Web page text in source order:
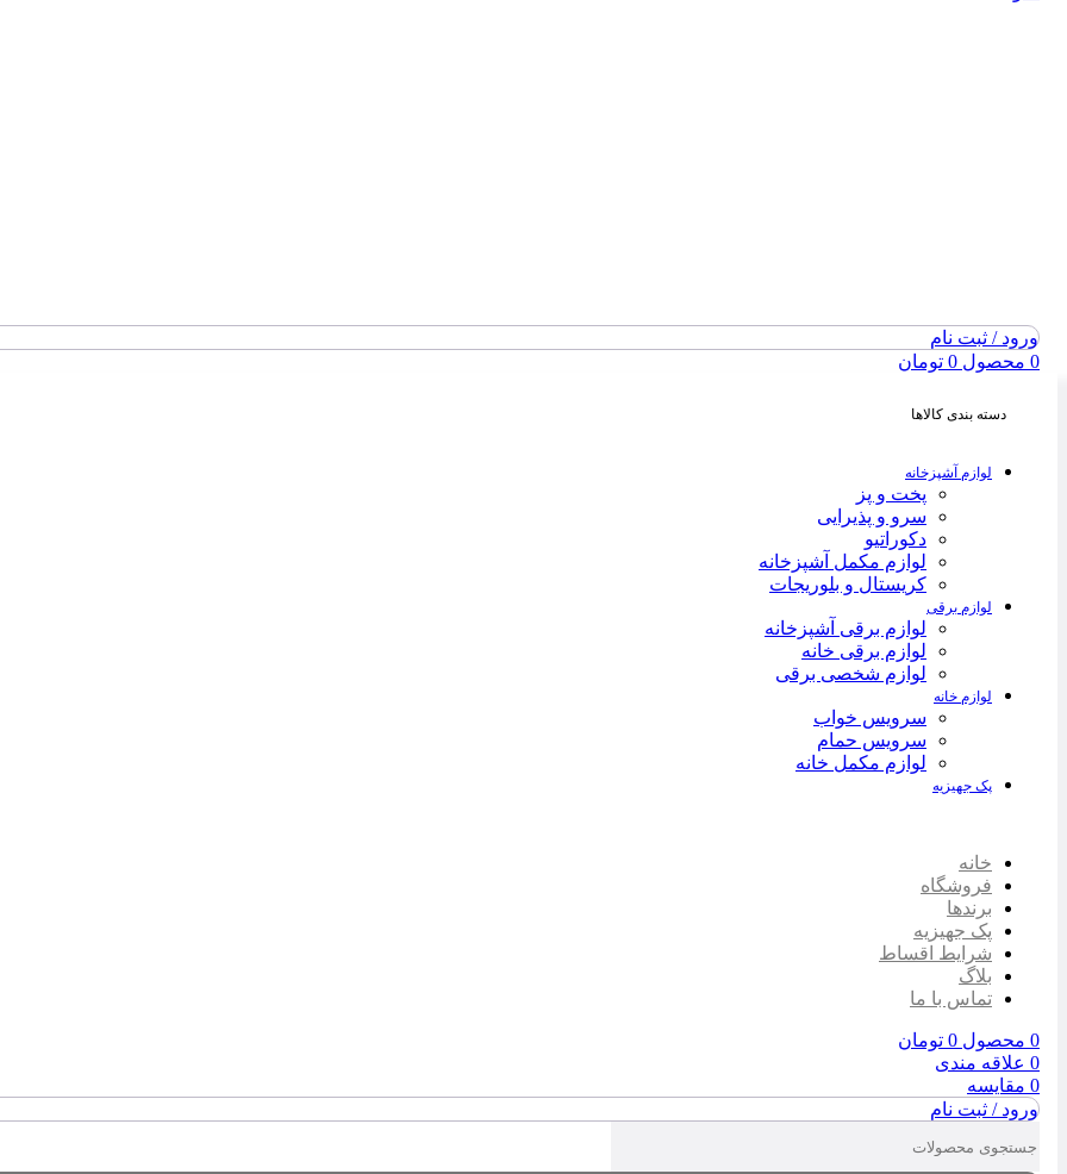
ورود / ثبت نام
0 محصول 0 تومان
دسته بندی کالاها
لوازم آشپزخانه
پخت و پز
سرو و پذیرایی
دکوراتیو
لوازم مکمل آشپزخانه
کریستال و بلوریجات
لوازم برقی
لوازم برقی آشپزخانه
لوازم برقی خانه
لوازم شخصی برقی
لوازم خانه
سرویس خواب
سرویس حمام
لوازم مکمل خانه
پک جهیزیه
خانه
فروشگاه
برندها
پک جهیزیه
شرایط اقساط
بلاگ
تماس با ما
0 محصول 0 تومان
0 علاقه مندی
0 مقایسه
ورود / ثبت نام